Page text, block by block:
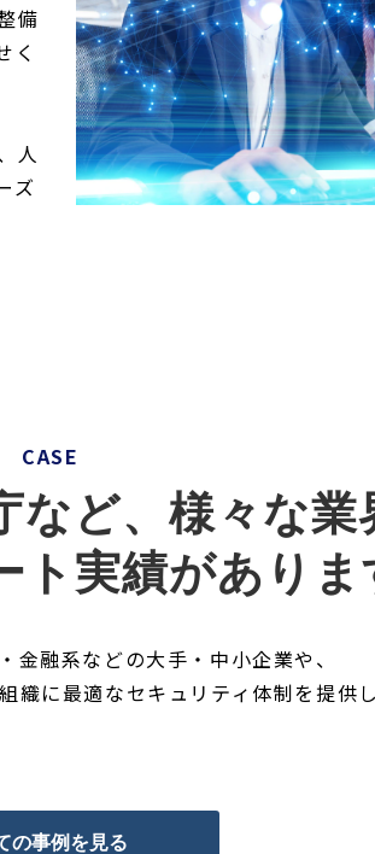
備
く
人
ズ
CASE
など、様々な業
ト実績がありま
金融系などの大手・中小企業や、
に最適なセキュリティ体制を提供し
の事例を見る